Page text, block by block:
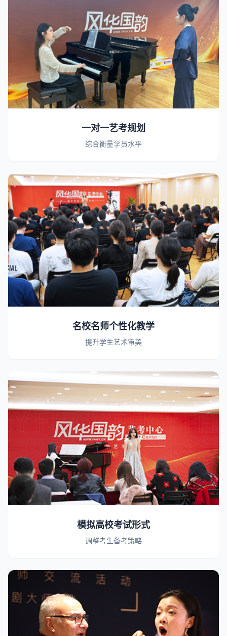
一对一艺考规划
综合衡量学员水平
名校名师个性化教学
提升学生艺术审美
模拟高校考试形式
调整考生备考策略